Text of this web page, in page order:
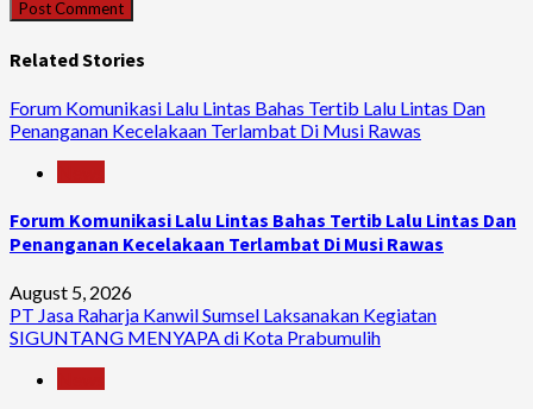
Related Stories
Forum Komunikasi Lalu Lintas Bahas Tertib Lalu Lintas Dan
Penanganan Kecelakaan Terlambat Di Musi Rawas
Forum Komunikasi Lalu Lintas Bahas Tertib Lalu Lintas Dan
Penanganan Kecelakaan Terlambat Di Musi Rawas
August 5, 2026
PT Jasa Raharja Kanwil Sumsel Laksanakan Kegiatan
SIGUNTANG MENYAPA di Kota Prabumulih